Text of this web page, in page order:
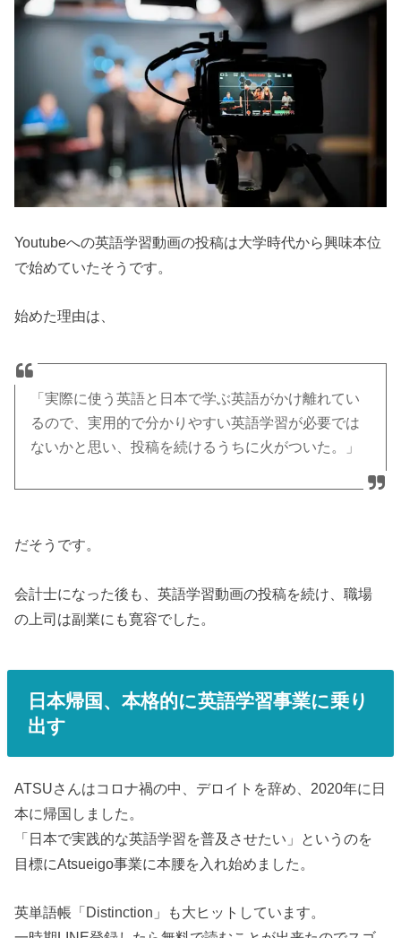
Youtubeへの英語学習動画の投稿は大学時代から興味本位
で始めていたそうです。
始めた理由は、
「実際に使う英語と日本で学ぶ英語がかけ離れてい
るので、実用的で分かりやすい英語学習が必要では
ないかと思い、投稿を続けるうちに火がついた。」
だそうです。
会計士になった後も、英語学習動画の投稿を続け、職場
の上司は副業にも寛容でした。
日本帰国、本格的に英語学習事業に乗り
出す
ATSUさんはコロナ禍の中、デロイトを辞め、2020年に日
本に帰国しました。
「日本で実践的な英語学習を普及させたい」というのを
目標にAtsueigo事業に本腰を入れ始めました。
英単語帳「Distinction」も大ヒットしています。